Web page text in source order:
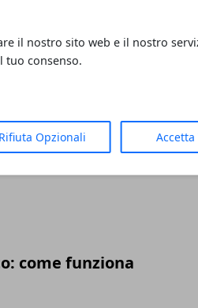
il nostro sito web e il nostro
tuo consenso.
Rifiuta Opzionali Accetta
funziona davvero
come funziona